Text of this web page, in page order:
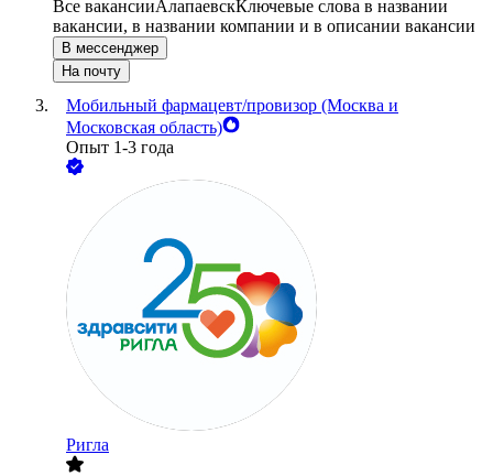
Все вакансииАлапаевскКлючевые слова в названии
вакансии, в названии компании и в описании вакансии
В мессенджер
На почту
Мобильный фармацевт/провизор (Москва и
Московская область)
Опыт 1-3 года
Ригла